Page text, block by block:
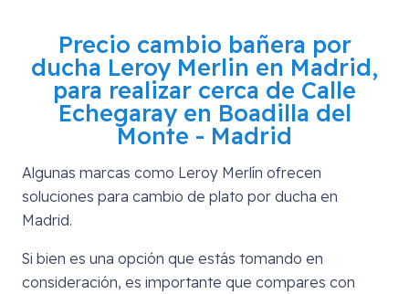
Precio cambio bañera por
ducha Leroy Merlin en Madrid,
para realizar cerca de Calle
Echegaray en Boadilla del
Monte - Madrid
Algunas marcas como Leroy Merlín ofrecen
soluciones para cambio de plato por ducha en
Madrid.
Si bien es una opción que estás tomando en
consideración, es importante que compares con